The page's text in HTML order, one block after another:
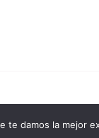
te damos la mejor